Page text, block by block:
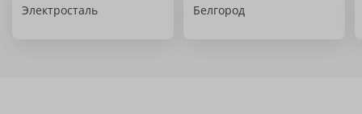
Электросталь Белгород